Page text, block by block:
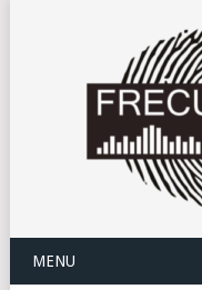
MENU